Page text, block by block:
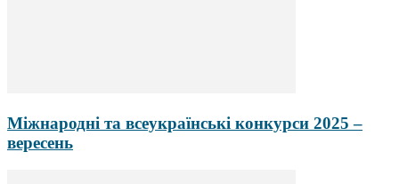
Міжнародні та всеукраїнські конкурси 2025 –
вересень